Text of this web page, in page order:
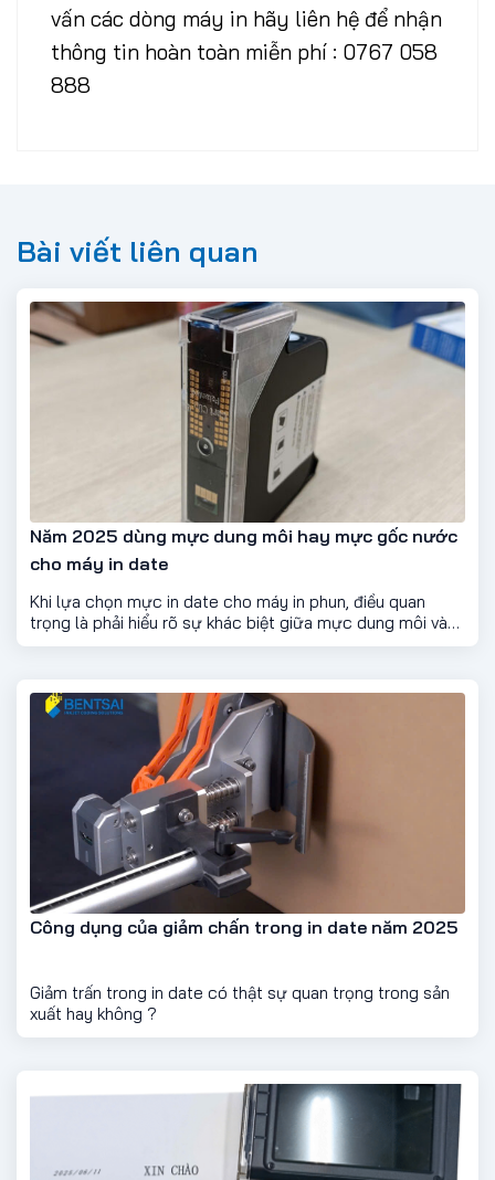
vấn các dòng máy in hãy liên hệ để nhận
thông tin hoàn toàn miễn phí : 0767 058
888
Bài viết liên quan
Năm 2025 dùng mực dung môi hay mực gốc nước
cho máy in date
Khi lựa chọn mực in date cho máy in phun, điều quan
trọng là phải hiểu rõ sự khác biệt giữa mực dung môi và
mực gốc nước để chọn loại phù hợp với nhu cầu in ấn và
Công dụng của giảm chấn trong in date năm 2025
Giảm trấn trong in date có thật sự quan trọng trong sản
xuất hay không ?